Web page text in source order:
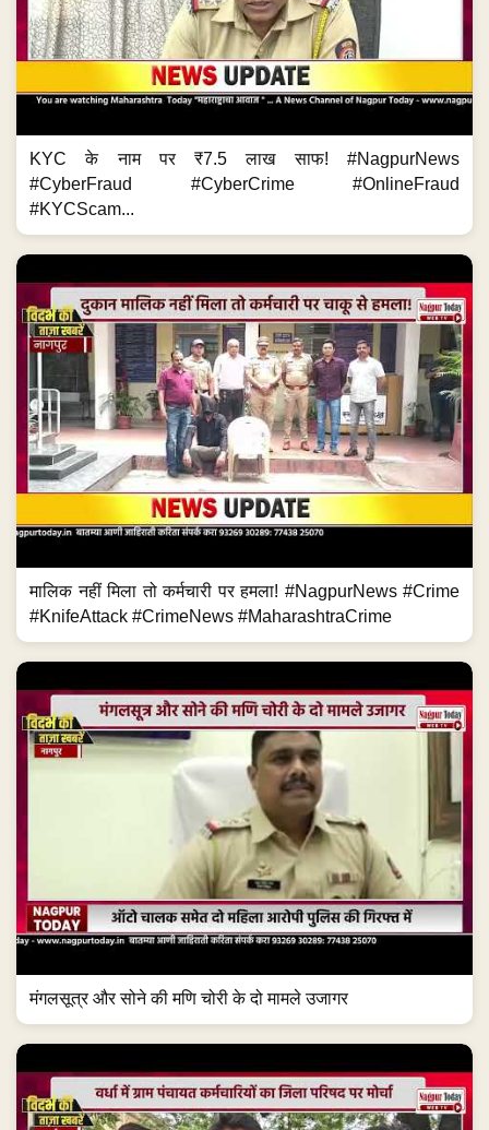
KYC के नाम पर ₹7.5 लाख साफ! #NagpurNews
#CyberFraud #CyberCrime #OnlineFraud
#KYCScam...
मालिक नहीं मिला तो कर्मचारी पर हमला! #NagpurNews #Crime
#KnifeAttack #CrimeNews #MaharashtraCrime
मंगलसूत्र और सोने की मणि चोरी के दो मामले उजागर